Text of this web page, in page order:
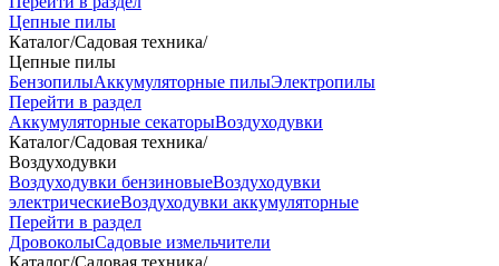
Цепные пилы
Каталог/Садовая техника/
Цепные пилы
БензопилыАккумуляторные пилыЭлектропилы
Перейти в раздел
Аккумуляторные секаторыВоздуходувки
Каталог/Садовая техника/
Воздуходувки
Воздуходувки бензиновыеВоздуходувки
электрическиеВоздуходувки аккумуляторные
Перейти в раздел
ДровоколыСадовые измельчители
Каталог/Садовая техника/